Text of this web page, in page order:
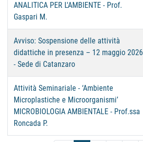
ANALITICA PER L'AMBIENTE - Prof.
Gaspari M.
Avviso: Sospensione delle attività
didattiche in presenza – 12 maggio 2026
- Sede di Catanzaro
Attività Seminariale - ‘Ambiente
Microplastiche e Microorganismi’
MICROBIOLOGIA AMBIENTALE - Prof.ssa
Roncada P.